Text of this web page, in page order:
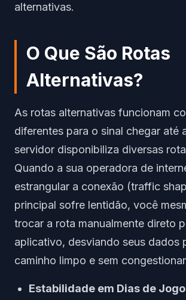
alternativas.
O Que São Rotas
Alternativas?
As rotas alternativas funcionam
diferentes para o sinal chegar até
servidor disponibiliza diversas
Quando a sua operadora de
estrangular a conexão (traffic
principal sofre lentidão, você
trocar a rota manualmente direto
aplicativo, desviando seus dados
caminho limpo e sem
Estabilidade em Dias de